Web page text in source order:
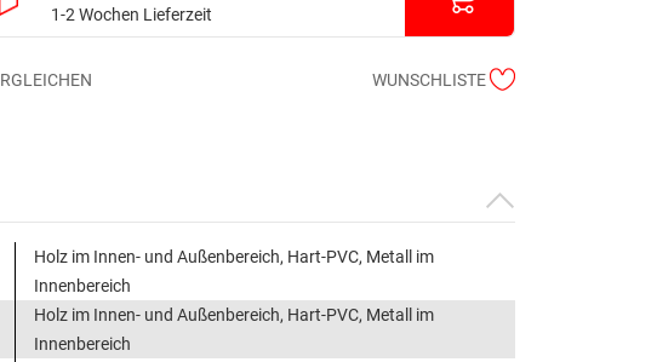
1-2 Wochen Lieferzeit
WUNSCHLISTE
Holz im Innen- und Außenbereich, Hart-PVC, Metall im
Innenbereich
Holz im Innen- und Außenbereich, Hart-PVC, Metall im
Innenbereich